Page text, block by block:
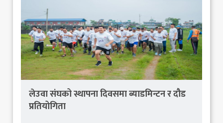
लेउवा संघको स्थापना दिवसमा ब्याडमिन्टन र दौड
प्रतियोगिता